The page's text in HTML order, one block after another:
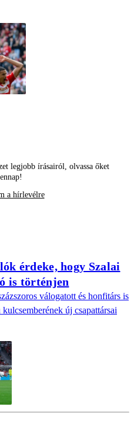
legjobb írásairól, olvassa őket
a hírlevélre
érdeke, hogy Szalai
is történjen
válogatott és honfitárs is
új csapattársai